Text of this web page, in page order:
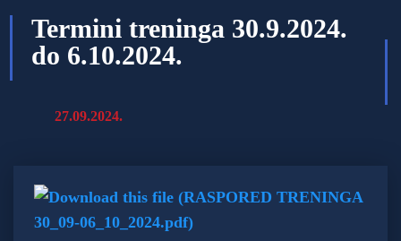
Termini treninga 30.9.2024.
do 6.10.2024.
27.09.2024.